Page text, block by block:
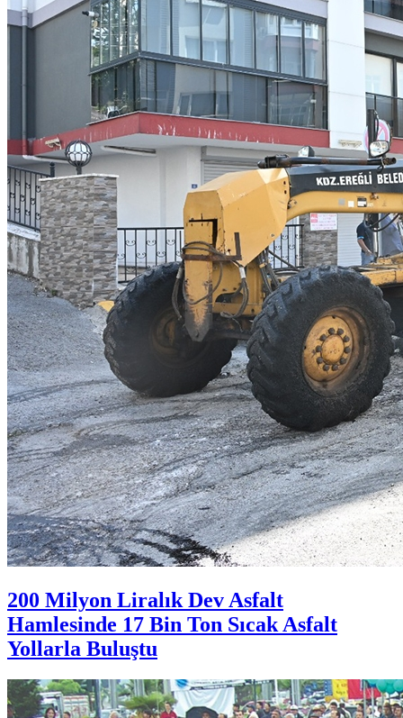
200 Milyon Liralık Dev Asfalt
Hamlesinde 17 Bin Ton Sıcak Asfalt
Yollarla Buluştu